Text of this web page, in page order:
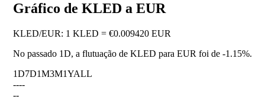
Gráfico de KLED a EUR
KLED/EUR: 1 KLED = €0.009420 EUR
No passado 1D, a flutuação de KLED para EUR foi de -1.15%.
1D7D1M3M1YALL
----
--